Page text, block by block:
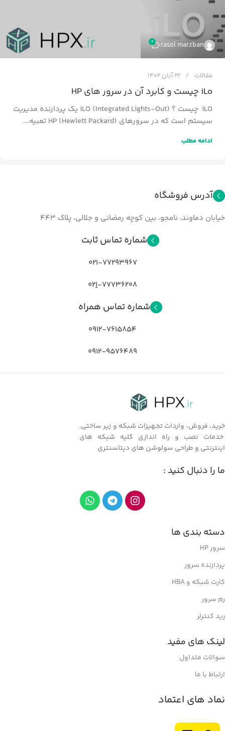
rasol marzban
0
مقالات 22 آبان 1402
iLo چیست و کابرد آن در سرور های HP
iLO چیست ؟ iLO (Integrated Lights-Out) یک پردازنده مدیریت
سیستم است که در سرورهای HP (Hewlett Packard) تعبیه...
ادامه مطلب
آدرس فروشگاه
خیابان دماوند، نامجو، بین کوچه رمضانی و جلالي، پلاک ۴۴۳
شماره تماس ثابت
021-77293967
021-77736208
شماره تماس همراه
0912-7615854
0912-9576489
خرید، فروش، واردات تجهیزات شبکه و زیر ساختی,
خدمات نصب و راه اندازی کلیه شبکه های
اینترنتی و طراحی سولوشن های دیتاسنتری
ما را دنبال کنید :
دسته بندی ها
سرور HP
پردازنده سرور
کارت شبکه و HBA
رم سرور
رید کنترلر
لینک های مفید
سوالات متداول
ارتباط با ما
نماد های اعتماد